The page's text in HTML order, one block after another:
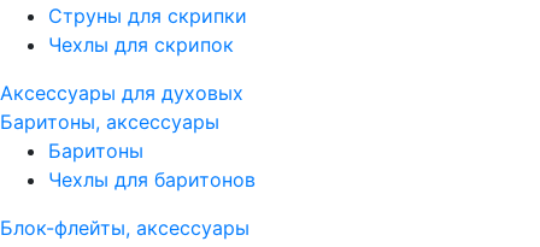
Струны для скрипки
Чехлы для скрипок
Аксессуары для духовых
Баритоны, аксессуары
Баритоны
Чехлы для баритонов
Блок-флейты, аксессуары